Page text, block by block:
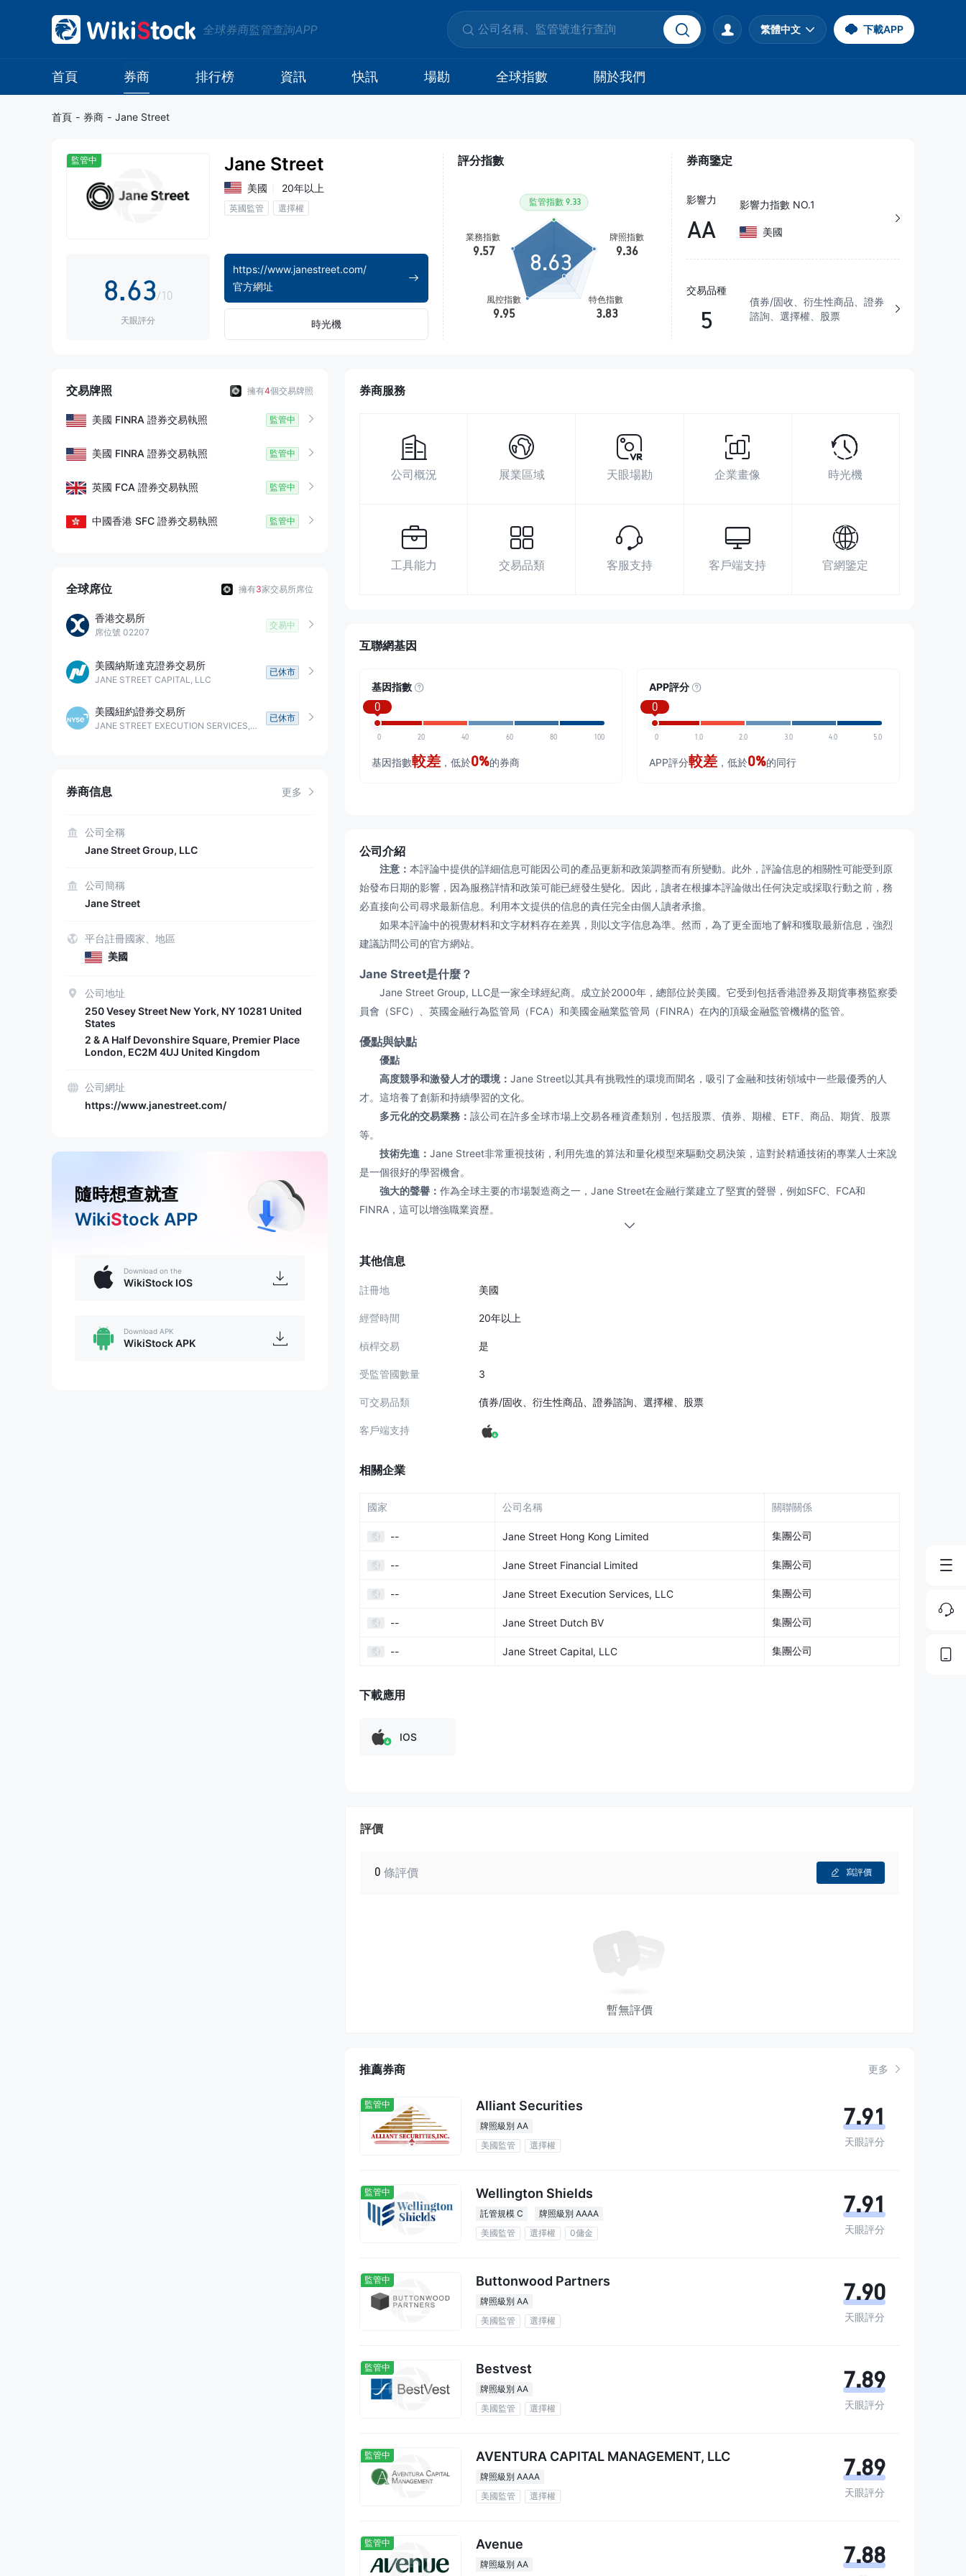
全球券商監管查詢APP 繁體中文 下載APP
首頁 券商 排行榜 資訊 快訊 場勘 全球指數 關於我們
首頁 - 券商 - Jane Street
監管中
0
1
3
5
6
8.
0
1
3
6
7
0
3
4
7
8
9
/10
天眼評分
Jane Street
美國 20年以上
英國監管 選擇權
https://www.janestreet.com/
官方網址
時光機
評分指數
8.63
券商鑒定
影響力
AA
影響力指數 NO.1
美國
交易品種
5
債券/固收、衍生性商品、證券
諮詢、選擇權、股票
https://www.janestreet.com/
250 Vesey Street New York, NY 10281
交易牌照 擁有4個交易牌照
美國 FINRA 證券交易執照 監管中
美國 FINRA 證券交易執照 監管中
英國 FCA 證券交易執照 監管中
中國香港 SFC 證券交易執照 監管中
全球席位 擁有3家交易所席位
香港交易所
席位號 02207
交易中
美國納斯達克證券交易所
JANE STREET CAPITAL, LLC
已休市
美國紐約證券交易所
JANE STREET EXECUTION SERVICES, LLC
已休市
券商信息 更多
公司全稱
Jane Street Group, LLC
公司簡稱
Jane Street
平台註冊國家、地區
美國
公司地址
250 Vesey Street New York, NY 10281 United
States
2 & A Half Devonshire Square, Premier Place
London, EC2M 4UJ United Kingdom
公司網址
https://www.janestreet.com/
隨時想查就查
WikiStock APP
Download on the
WikiStock IOS
Download APK
WikiStock APK
券商服務
公司概況 展業區域 天眼場勘 企業畫像 時光機
工具能力 交易品類 客服支持 客戶端支持 官網鑒定
互聯網基因
基因指數
0
0 20 40 60 80 100
基因指數較差 ，低於0%的券商
APP評分
0
0 1.0 2.0 3.0 4.0 5.0
APP評分較差 ，低於0%的同行
公司介紹
注意： 本評論中提供的詳細信息可能因公司的產品更新和政策調整而有所變動。此外，評論信息的相關性可能受到原
始發布日期的影響，因為服務詳情和政策可能已經發生變化。因此，讀者在根據本評論做出任何決定或採取行動之前，務
必直接向公司尋求最新信息。利用本文提供的信息的責任完全由個人讀者承擔。
如果本評論中的視覺材料和文字材料存在差異，則以文字信息為準。然而，為了更全面地了解和獲取最新信息，強烈
建議訪問公司的官方網站。
Jane Street是什麼？
Jane Street Group, LLC是一家全球經紀商。成立於2000年，總部位於美國。它受到包括香港證券及期貨事務監察委
員會（SFC）、英國金融行為監管局（FCA）和美國金融業監管局（FINRA）在內的頂級金融監管機構的監管。
優點與缺點
優點
高度競爭和激發人才的環境： Jane Street以其具有挑戰性的環境而聞名，吸引了金融和技術領域中一些最優秀的人
才。這培養了創新和持續學習的文化。
多元化的交易業務： 該公司在許多全球市場上交易各種資產類別，包括股票、債券、期權、ETF、商品、期貨、股票
等。
技術先進： Jane Street非常重視技術，利用先進的算法和量化模型來驅動交易決策，這對於精通技術的專業人士來說
是一個很好的學習機會。
強大的聲譽： 作為全球主要的市場製造商之一，Jane Street在金融行業建立了堅實的聲譽，例如SFC、FCA和
FINRA，這可以增強職業資歷。
：Jane Street在紐約、倫敦、香港、阿姆斯特丹和新加坡等主要金融中心設有辦事處，展示了強大
缺點
陡峭的學習曲線：
專有交易的複雜性加上高期望值，可能使新員工的初始期間特別具有挑戰性。
監管狀態
香港證券及期貨事務監察委員會（SFC）
監管狀態
許可證號碼
英國金融行為監管局（FCA）
許可證類型
美國金融業監管局（FINRA） ：
許可證類型
：經紀公司和交易市場的自律組織
監管狀態
Jane Street受到三個不同機構的監管，並持有四個監管許可證，增加了額外的可靠性。受監管意味著它需要遵守外部
用戶反饋：
期權
交易所交易基金（ETF）
。然而，沒有專門為客戶支援設置的電子郵件地址。
結論
Jane Street非常適合在快節奏、思維挑戰的環境中蓬勃發展並對金融和技術充滿熱情的個人。它提供了卓越的專業成
長和財務回報的機會，但需要高度的承諾和適應能力才能在競爭激烈的環境中蓬勃發展。
常見問題（FAQ）
問題：我的資金在Jane Street上安全嗎？
答案：是的，相對而言是安全的。雖然它並非100%安全，但Jane Street受到良好的監管，因此比非監管的經紀人更
答案：Jane Street是一家全球專營交易公司，專門從事各種金融產品的交易，包括股票、債券、期權、ETF、商品、
期貨、股票等。
問題：Jane Street的辦事處位於哪裡？
答案：Jane Street在紐約、倫敦、香港、阿姆斯特丹和新加坡設有辦事處。
風險警告
網上交易涉及重大風險，您可能會損失所有投資的資本。它不適合所有交易者或投資者。請確保您了解所涉風險，並
注意由於公司服務和政策的不斷更新，本評論中提供的信息可能會有所變動。
其他信息
註冊地 美國
經營時間 20年以上
槓桿交易 是
受監管國數量 3
可交易品類 債券/固收、衍生性商品、證券諮詢、選擇權、股票
客戶端支持
相關企業
國家 公司名稱 關聯關係
-- Jane Street Hong Kong Limited 集團公司
-- Jane Street Financial Limited 集團公司
-- Jane Street Execution Services, LLC 集團公司
-- Jane Street Dutch BV 集團公司
-- Jane Street Capital, LLC 集團公司
下載應用
IOS
評價
0 條評價 寫評價
暫無評價
推薦券商 更多
監管中 Alliant Securities
牌照級別 AA
美國監管
選擇權
7.91
天眼評分
監管中 Wellington Shields
託管規模 C
牌照級別 AAAA
美國監管
選擇權 0傭金
7.91
天眼評分
監管中 Buttonwood Partners
牌照級別 AA
美國監管
選擇權
7.90
天眼評分
監管中 Bestvest
牌照級別 AA
美國監管
選擇權
7.89
天眼評分
監管中 AVENTURA CAPITAL MANAGEMENT, LLC
牌照級別 AAAA
美國監管
選擇權
7.89
天眼評分
監管中 Avenue
牌照級別 AA 7.88